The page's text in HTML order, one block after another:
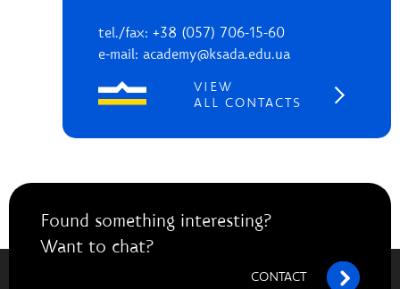
tel./fax: +38 (057) 706-15-60
e-mail: academy@ksada.edu.ua
VIEW
ALL CONTACTS
Found something interesting?
Want to chat?
CONTACT